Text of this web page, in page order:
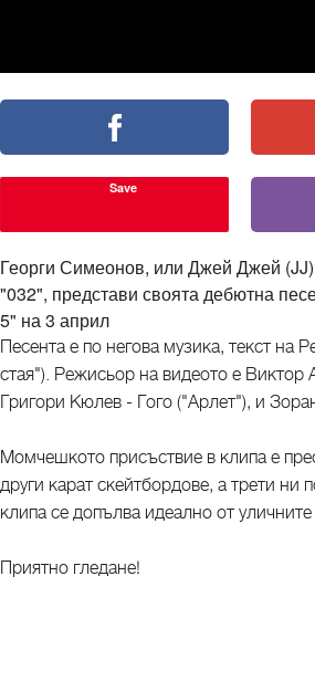
Save
Георги Симеонов, или Джей Джей
"032", представи своята дебютна
5" на 3 април
Песента е по негова музика, текст
стая"). Режисьор на видеото е Виктор
Григори Кюлев - Гого ("Арлет"), и
Момчешкото присъствие в клипа е
други карат скейтбордове, а трети ни
клипа се допълва идеално от
Приятно гледане!